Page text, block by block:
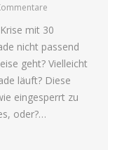
mit 30
nicht passend
geht? Vielleicht
läuft? Diese
eingesperrt zu
oder?…